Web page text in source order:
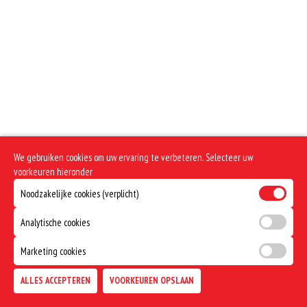
We gebruiken cookies om uw ervaring te verbeteren. Selecteer uw
voorkeuren hieronder
Noodzakelijke cookies (verplicht)
Analytische cookies
Marketing cookies
ALLES ACCEPTEREN VOORKEUREN OPSLAAN